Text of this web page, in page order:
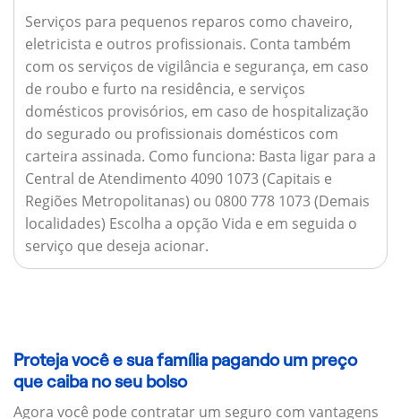
Serviços para pequenos reparos como chaveiro,
eletricista e outros profissionais. Conta também
com os serviços de vigilância e segurança, em caso
de roubo e furto na residência, e serviços
domésticos provisórios, em caso de hospitalização
do segurado ou profissionais domésticos com
carteira assinada. Como funciona: Basta ligar para a
Central de Atendimento 4090 1073 (Capitais e
Regiões Metropolitanas) ou 0800 778 1073 (Demais
localidades) Escolha a opção Vida e em seguida o
serviço que deseja acionar.
Proteja você e sua família pagando um preço
que caiba no seu bolso
Agora você pode contratar um seguro com vantagens